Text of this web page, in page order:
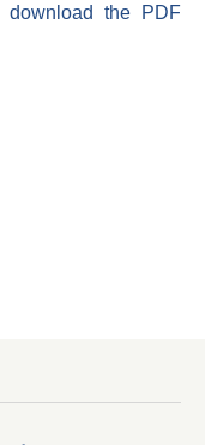
the PDF